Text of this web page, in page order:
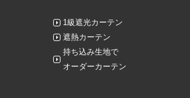
1級遮光カーテン
遮熱カーテン
持ち込み生地で
オーダーカーテン